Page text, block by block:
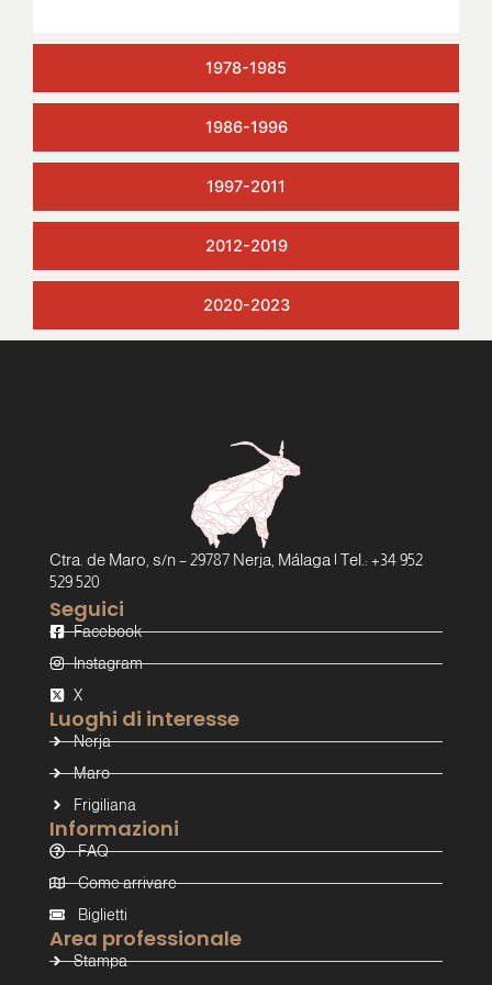
1978-1985
1986-1996
1997-2011
2012-2019
2020-2023
Ctra. de Maro, s/n – 29787 Nerja, Málaga | Tel.: +34 952
529 520
Area professionale
Stampa
Informazioni
FAQ
Come arrivare
Biglietti
Luoghi di interesse
Nerja
Maro
Frigiliana
Seguici
Facebook
Instagram
X